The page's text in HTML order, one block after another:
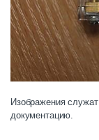
Изображения
документацию.